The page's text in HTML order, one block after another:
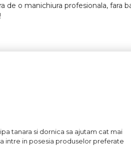
de o manichiura profesionala, fara
tanara si dornica sa ajutam cat mai
intre in posesia produselor preferate